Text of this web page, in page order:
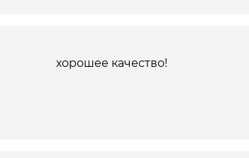
хорошее качество!